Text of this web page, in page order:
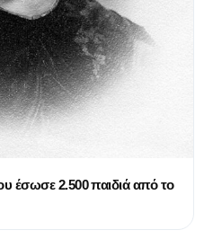
έσωσε 2.500 παιδιά από το